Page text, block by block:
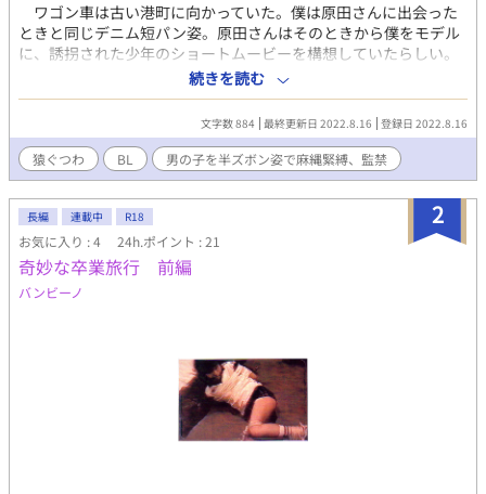
ワゴン車は古い港町に向かっていた。僕は原田さんに出会った
ときと同じデニム短パン姿。原田さんはそのときから僕をモデル
に、誘拐された少年のショートムービーを構想していたらしい。
「俺はいままで女性ばかり縛ってきた。でも君を見たとき、初め
て男の子を縛ってみたいと思った。なんか違うスイッチが入った
んだよ。スイッチが入れば、俺はカメレオンだから」 「カメレオ
ン？」 「狙った獲物は必ず捕まえる」 原田さんはときどき車を
止めて、緊縛されてもがいている後部座席の僕をフィルムに収め
ていた。 「このモデルが務まるのは君しかいない。どう見ても少
年だ」 ２階建ての別荘の前でワゴン車は止まった。僕は麻縄と
猿ぐつわを解かれ、上着を羽織って車外に出た。風はなかったが
半ズボンの太腿は冷たい。 「ここは舞踏団が練習にも使う場所
だ。ここにいまから君を吊るすから」 別荘の１階はステージの
ようになっていた。照明の設備も備え、吊りに使えそうな太い梁
もあった。僕は黒いレザーのショートパンツにはきかえさせられ
度か吊りを体験していた。でもここは別世界。古い木造家屋に麻
縄は似合う。スポットライトと闇のコントラストに酔いしれ、鞭
にまた酔う。秀子さんの手になる鞭でいやというほどお尻を打た
れ、そのたび宙に舞う。静かな夜に鞭音が響く。夜の先にもう一
つの夜が広がっているような感覚。ようやく下ろされて縄を解か
続きを読む
文字数 884 最終更新日 2022.8.16 登録日 2022.8.16
猿ぐつわ BL 男の子を半ズボン姿で麻縄緊縛、監禁
2
長編 連載中 R18
お気に入り : 4 24h.ポイント : 21
奇妙な卒業旅行 前編
バンビーノ